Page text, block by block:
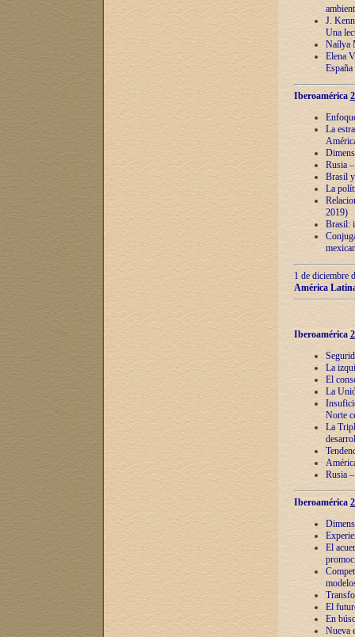
J.
Una
Naílya
Elena
España
Iberoamérica
La
Rusia
Brasil
La
2019)
Brasil:
1 de diciembre
América
Iberoamérica
La
El
La
Norte
La
Rusia
Iberoamérica
El
El
En
Nueva